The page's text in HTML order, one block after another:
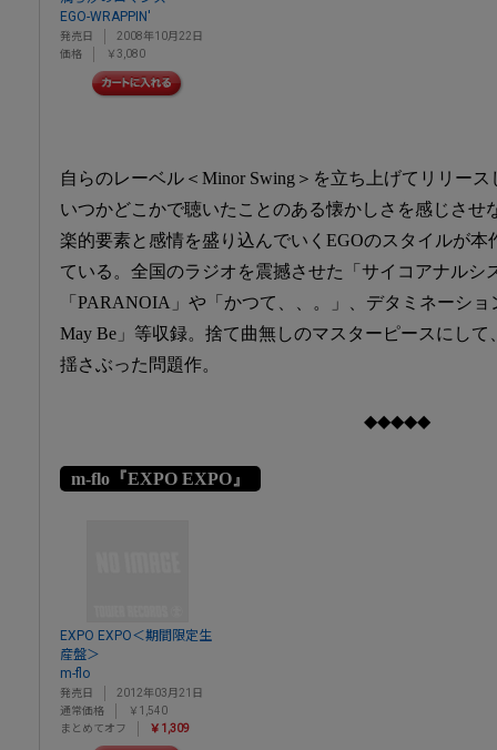
EGO-WRAPPIN'
発売日
2008年10月22日
価格
￥3,080
自らのレーベル＜Minor Swing＞を立ち上げてリリース
いつかどこかで聴いたことのある懐かしさを感じさせ
楽的要素と感情を盛り込んでいくEGOのスタイルが
ている。全国のラジオを震撼させた「サイコアナルシ
「PARANOIA」や「かつて、、。」、デタミネーショ
May Be」等収録。捨て曲無しのマスターピースにし
揺さぶった問題作。
◆◆◆◆◆
m-flo『EXPO EXPO』
EXPO EXPO＜期間限定生
産盤＞
m-flo
発売日
2012年03月21日
通常価格
￥1,540
まとめてオフ
￥1,309